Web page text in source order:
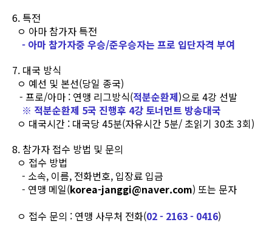
6. 특전
ㅇ 아마 참가자 특전
- 아마 참가자중 우승/준우승자는 프로 입단자격 부여
7. 대국 방식
ㅇ 예선 및 본선(당일 종국)
- 프로/아마 : 연맹 리그방식(적분순환제)으로 4강 선발
※ 적분순환제 5국 진행후 4강 토너먼트 방송대국
ㅇ 대국시간 : 대국당 45분(자유시간 5분/ 초읽기 30초 3회)
8. 참가자 접수 방법 및 문의
ㅇ 접수 방법
- 소속, 이름, 전화번호, 입장료 입금
- 연맹 메일(korea-janggi@naver.com) 또는 문자
ㅇ 접수 문의 : 연맹 사무처 전화(02 - 2163 - 0416)